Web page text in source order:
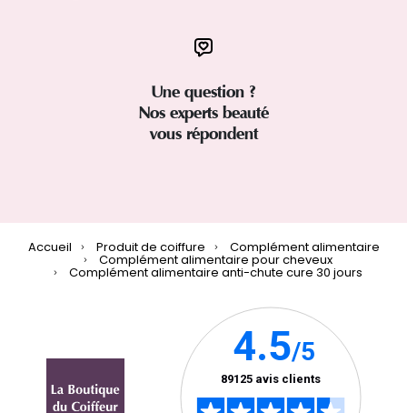
Une question ?
Nos experts beauté
vous répondent
Accueil Produit de coiffure Complément alimentaire
Complément alimentaire pour cheveux
Complément alimentaire anti-chute cure 30 jours